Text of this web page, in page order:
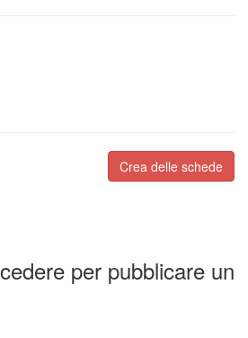
Crea delle schede
per pubblicare un